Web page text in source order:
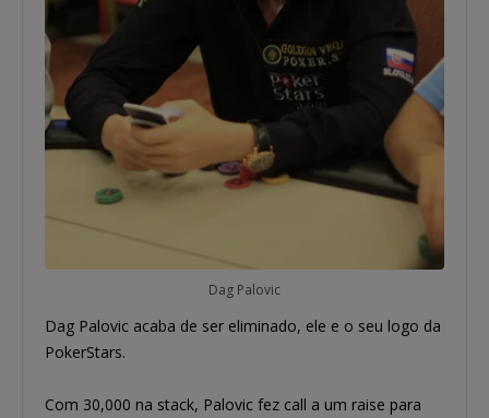
Dag Palovic
Dag Palovic acaba de ser eliminado, ele e o seu logo da
PokerStars.
Com 30,000 na stack, Palovic fez call a um raise para